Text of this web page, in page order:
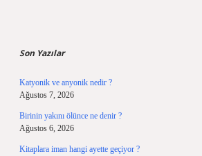
Son Yazılar
Katyonik ve anyonik nedir ?
Ağustos 7, 2026
Birinin yakını ölünce ne denir ?
Ağustos 6, 2026
Kitaplara iman hangi ayette geçiyor ?